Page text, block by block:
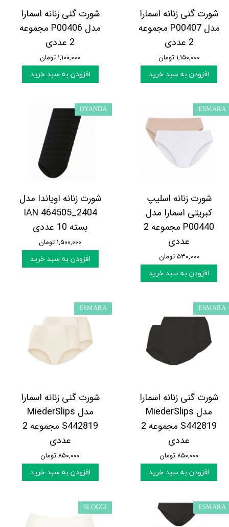
شورت گنی زنانه اسمارا
مدل P00407 مجموعه
2 عددی
۱,۱۵۰,۰۰۰ تومان
افزودن به سبد خرید
شورت گنی زنانه اسمارا
مدل P00406 مجموعه
2 عددی
۱,۱۰۰,۰۰۰ تومان
افزودن به سبد خرید
شورت زنانه اسلیپ
کبریتی اسمارا مدل
P00440 مجموعه 2
عددی
۵۳۰,۰۰۰ تومان
افزودن به سبد خرید
ESMARA
شورت زنانه اویاندا مدل
IAN 464505_2404
بسته 10 عددی
۱,۵۰۰,۰۰۰ تومان
افزودن به سبد خرید
OYANDA
شورت گنی زنانه اسمارا
مدل MiederSlips
S442819 مجموعه 2
عددی
۸۵۰,۰۰۰ تومان
افزودن به سبد خرید
ESMARA
شورت گنی زنانه اسمارا
مدل MiederSlips
S442819 مجموعه 2
عددی
۸۵۰,۰۰۰ تومان
افزودن به سبد خرید
ESMARA
ESMARA
SLOGGI